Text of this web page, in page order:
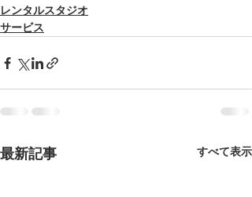
レンタルスタジオ
サービス
最新記事 すべて表示